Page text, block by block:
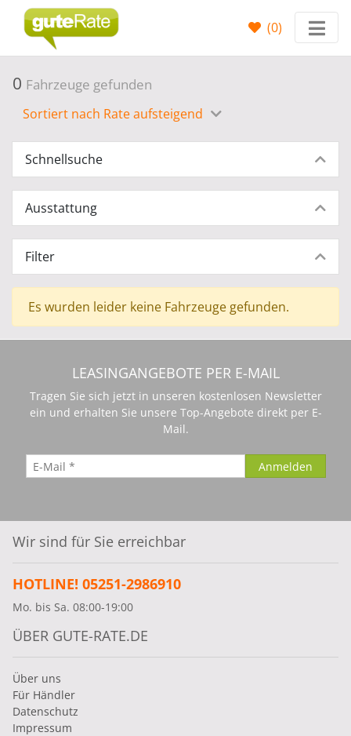
(0)
0 Fahrzeuge gefunden
Sortiert nach Rate aufsteigend
Schnellsuche
Ausstattung
Filter
Es wurden leider keine Fahrzeuge gefunden.
LEASINGANGEBOTE PER E-MAIL
Tragen Sie sich jetzt in unseren kostenlosen Newsletter
ein und erhalten Sie unsere Top-Angebote direkt per E-
Mail.
Wir sind für Sie erreichbar
HOTLINE! 05251-2986910
Mo. bis Sa. 08:00-19:00
ÜBER GUTE-RATE.DE
Über uns
Für Händler
Datenschutz
Impressum